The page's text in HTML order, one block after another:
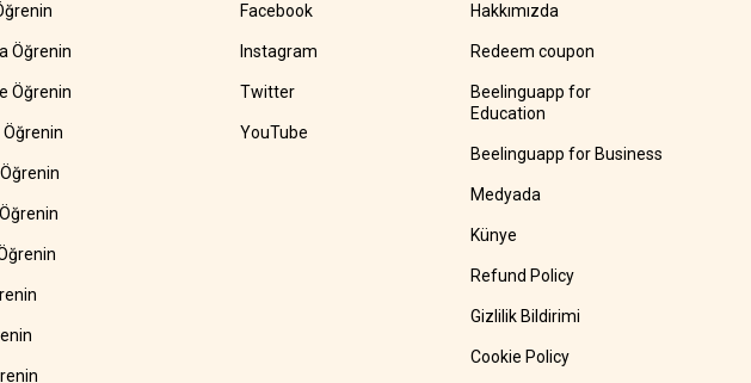
Öğrenin
Öğrenin
Öğrenin
Facebook
Instagram
Twitter
YouTube
Hakkımızda
Redeem coupon
Beelinguapp for
Education
Beelinguapp for Business
Medyada
Künye
Refund Policy
Gizlilik Bildirimi
Cookie Policy